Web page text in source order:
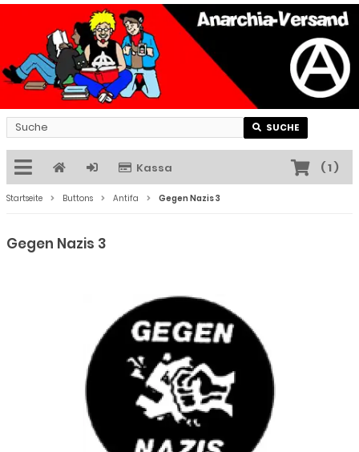
SUCHE
Kassa (1)
Startseite Buttons Antifa Gegen Nazis 3
Gegen Nazis 3